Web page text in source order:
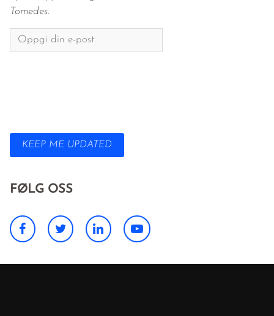
Tomedes.
KEEP ME UPDATED
FØLG OSS